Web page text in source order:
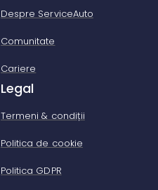
Despre ServiceAuto
Comunitate
Cariere
Legal
Termeni & condiții
Politica de cookie
Politica GDPR